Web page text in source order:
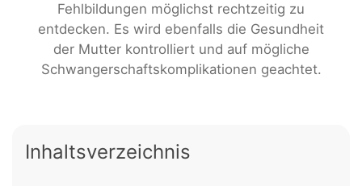
Fehlbildungen möglichst rechtzeitig zu
entdecken. Es wird ebenfalls die Gesundheit
der Mutter kontrolliert und auf mögliche
Schwangerschaftskomplikationen geachtet.
Inhaltsverzeichnis